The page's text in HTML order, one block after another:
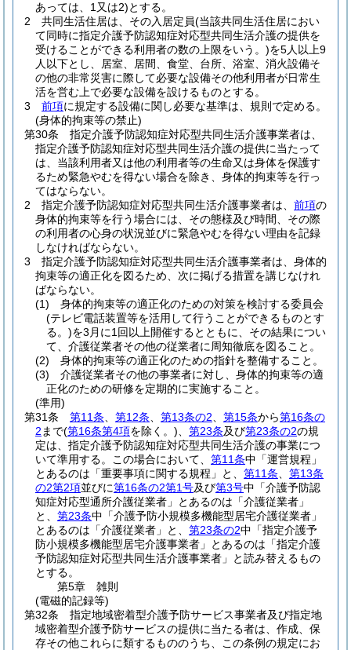
あっては、1又は2)とする。
2
共同生活住居は、その入居定員(当該共同生活住居におい
て同時に指定介護予防認知症対応型共同生活介護の提供を
受けることができる利用者の数の上限をいう。)を5人以上9
人以下とし、居室、居間、食堂、台所、浴室、消火設備そ
の他の非常災害に際して必要な設備その他利用者が日常生
活を営む上で必要な設備を設けるものとする。
3
前項に規定する設備に関し必要な基準は、規則で定める。
(身体的拘束等の禁止)
第30条
指定介護予防認知症対応型共同生活介護事業者は、
指定介護予防認知症対応型共同生活介護の提供に当たって
は、当該利用者又は他の利用者等の生命又は身体を保護す
るため緊急やむを得ない場合を除き、身体的拘束等を行っ
てはならない。
2
指定介護予防認知症対応型共同生活介護事業者は、 前項の
身体的拘束等を行う場合には、その態様及び時間、その際
の利用者の心身の状況並びに緊急やむを得ない理由を記録
しなければならない。
3
指定介護予防認知症対応型共同生活介護事業者は、身体的
拘束等の適正化を図るため、次に掲げる措置を講じなけれ
ばならない。
(1)
身体的拘束等の適正化のための対策を検討する委員会
(テレビ電話装置等を活用して行うことができるものとす
る。)を3月に1回以上開催するとともに、その結果につい
て、介護従業者その他の従業者に周知徹底を図ること。
(2)
身体的拘束等の適正化のための指針を整備すること。
(3)
介護従業者その他の事業者に対し、身体的拘束等の適
正化のための研修を定期的に実施すること。
(準用)
第31条
第11条 第12条 第13条の2 第15条から第16条の
2 まで(第16条第4項を除く。) 第23条及び第23条の2の規
定は、指定介護予防認知症対応型共同生活介護の事業につ
いて準用する。
この場合において、 第11条中「運営規程」
とあるのは「重要事項に関する規程」と、 第11条
第13条
の2第2項並びに第16条の2第1号及び第3号中「介護予防認
知症対応型通所介護従業者」とあるのは「介護従業者」
と、 第23条中「介護予防小規模多機能型居宅介護従業者」
とあるのは「介護従業者」と、 第23条の2中「指定介護予
防小規模多機能型居宅介護事業者」とあるのは「指定介護
予防認知症対応型共同生活介護事業者」と読み替えるもの
とする。
第5章
雑則
(電磁的記録等)
第32条
指定地域密着型介護予防サービス事業者及び指定地
域密着型介護予防サービスの提供に当たる者は、作成、保
存その他これらに類するもののうち、この条例の規定にお